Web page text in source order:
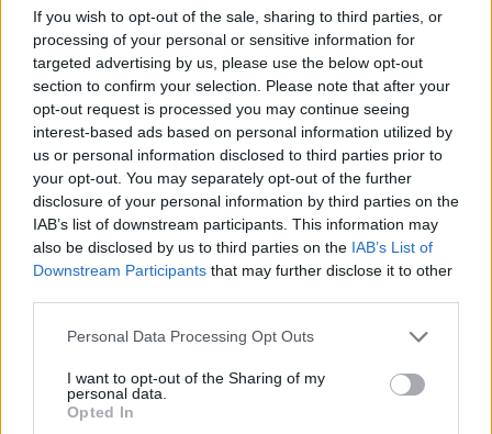
If you wish to opt-out of the sale, sharing to third parties, or
processing of your personal or sensitive information for
targeted advertising by us, please use the below opt-out
section to confirm your selection. Please note that after your
opt-out request is processed you may continue seeing
interest-based ads based on personal information utilized by
us or personal information disclosed to third parties prior to
your opt-out. You may separately opt-out of the further
disclosure of your personal information by third parties on the
IAB’s list of downstream participants. This information may
also be disclosed by us to third parties on the IAB’s List of
Downstream Participants that may further disclose it to other
Please note that this website/app uses one or more Google
not limited to your visit or usage behaviour. You may click to
grant or deny consent to Google and its third-party tags to
use your data for below specified purposes in below Google
Personal Data Processing Opt Outs
I want to opt-out of the Sharing of my
personal data.
Opted In
emozioni e canti
Marco Tessari · 3 Ago 2026
NEWS
Bocciature scolastiche: i casi giudiziari che hanno
fatto discutere